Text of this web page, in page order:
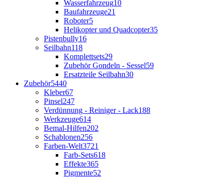
Wasserfahrzeug10
Baufahrzeuge21
Roboter5
Helikopter und Quadcopter35
Pistenbully16
Seilbahn118
Komplettsets29
Zubehör Gondeln - Sessel59
Ersatzteile Seilbahn30
Zubehör5440
Kleber67
Pinsel247
Verdünnung - Reiniger - Lack188
Werkzeuge614
Bemal-Hilfen202
Schablonen256
Farben-Welt3721
Farb-Sets618
Effekte365
Pigmente52